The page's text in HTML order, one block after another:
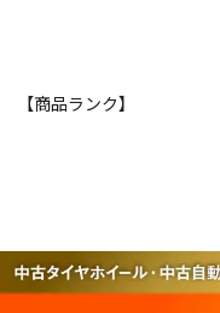
【商品ランク】